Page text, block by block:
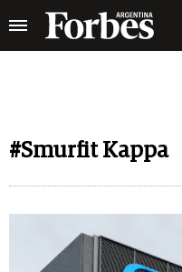
#Smurfit Kappa